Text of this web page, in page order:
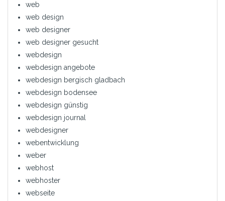
web
web design
web designer
web designer gesucht
webdesign
webdesign angebote
webdesign bergisch gladbach
webdesign bodensee
webdesign günstig
webdesign journal
webdesigner
webentwicklung
weber
webhost
webhoster
webseite